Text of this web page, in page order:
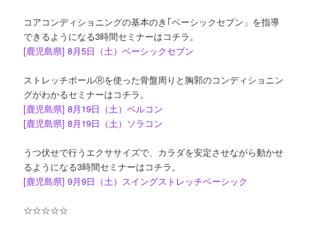
コアコンディショニングの基本のき｢ベーシックセブン」を指導
できるようになる3時間セミナーはコチラ。
[鹿児島県] 8月5日（土）ベーシックセブン
ストレッチポールⓇを使った骨盤周りと胸郭のコンディショニン
グがわかるセミナーはコチラ。
[鹿児島県] 8月19日（土）ペルコン
[鹿児島県] 8月19日（土）ソラコン
うつ伏せで行うエクササイズで、カラダを安定させながら動かせ
るようになる3時間セミナーはコチラ。
[鹿児島県] 9月9日（土）スイングストレッチベーシック
☆☆☆☆☆